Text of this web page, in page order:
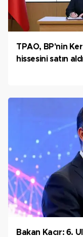
TPAO, BP'nin
hissesini satın
Bakan Kacır: 6.